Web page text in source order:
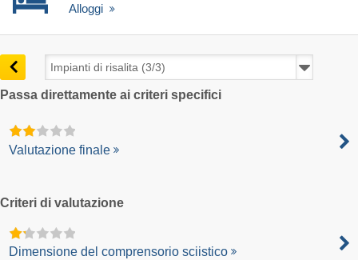
Alloggi
Passa direttamente ai criteri specifici
Valutazione finale
Criteri di valutazione
Dimensione del comprensorio sciistico